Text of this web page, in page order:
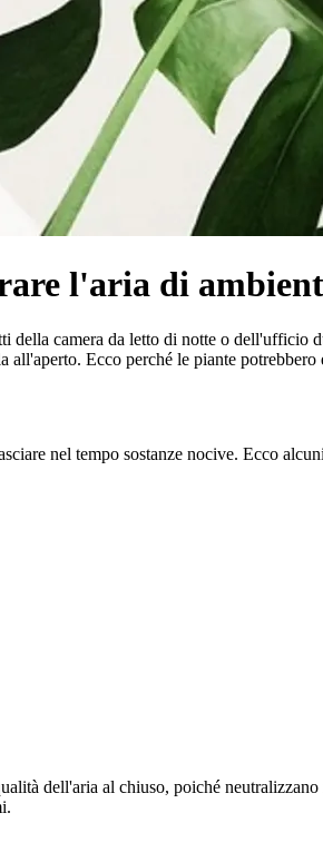
l'aria di
camera da letto di notte o
Ecco perché le piante
nel tempo sostanze nocive. Ecco
dell'aria al chiuso, poiché